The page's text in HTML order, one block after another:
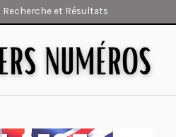
Recherche et Résultats